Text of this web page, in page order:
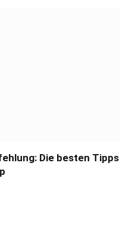
Die besten Tipps